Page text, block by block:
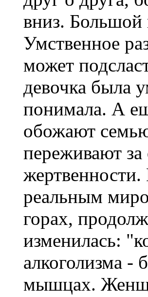
вниз. Большой
Умственное
может
девочка была
понимала. А
обожают
переживают
жертвенности.
реальным
горах,
изменилась:
алкоголизма -
мышцах.